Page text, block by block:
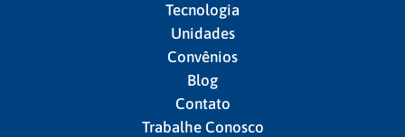
Tecnologia
Unidades
Convênios
Blog
Contato
Trabalhe Conosco